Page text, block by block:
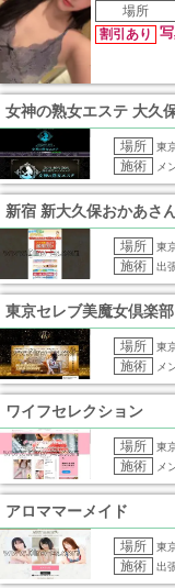
場所
割引あり
場所 東
施術 メ
新宿 新大久保おかあさ
場所 東
施術 出
東京セレブ美魔女倶楽部
場所 東
施術 メ
ワイフセレクション
場所 東
施術 メ
アロママーメイド
場所 東
施術 出